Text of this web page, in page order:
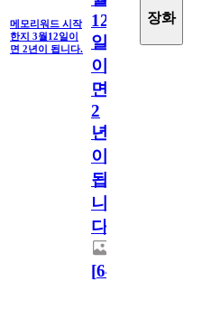
메모리워드 시작
한지 3월12일이
면 2년이 됩니다.
12
일
이
면
2
년
이
됩
니
다.
[64
장화